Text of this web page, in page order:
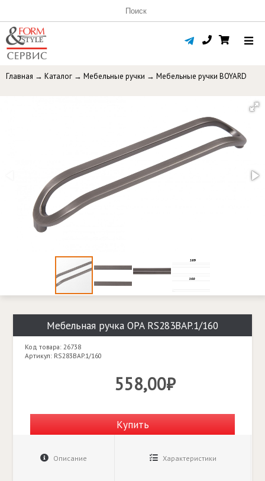
Главная → Каталог → Мебельные ручки → Мебельные ручки BOYARD
Мебельная ручка OPA RS283BAP.1/160
Код товара: 26738
Артикул: RS283BAP.1/160
558,00₽
Купить
Описание Характеристики